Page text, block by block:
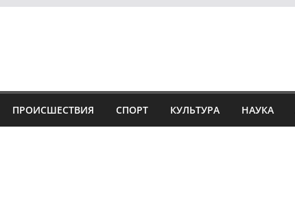
ПРОИСШЕСТВИЯ СПОРТ КУЛЬТУРА НАУКА